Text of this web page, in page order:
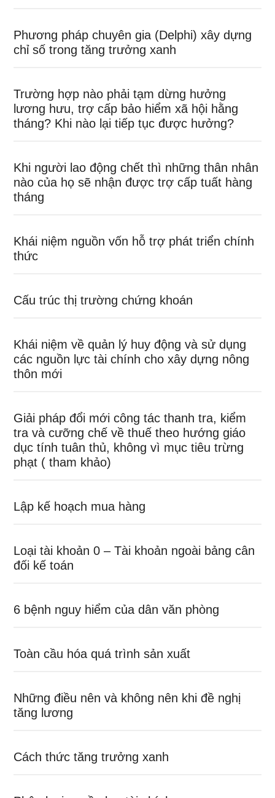
Phương pháp chuyên gia (Delphi) xây dựng
chỉ số trong tăng trưởng xanh
Trường hợp nào phải tạm dừng hưởng
lương hưu, trợ cấp bảo hiểm xã hội hằng
tháng? Khi nào lại tiếp tục được hưởng?
Khi người lao động chết thì những thân nhân
nào của họ sẽ nhận được trợ cấp tuất hàng
tháng
Khái niệm nguồn vốn hỗ trợ phát triển chính
thức
Cấu trúc thị trường chứng khoán
Khái niệm về quản lý huy động và sử dụng
các nguồn lực tài chính cho xây dựng nông
thôn mới
Giải pháp đổi mới công tác thanh tra, kiểm
tra và cưỡng chế về thuế theo hướng giáo
dục tính tuân thủ, không vì mục tiêu trừng
phạt ( tham khảo)
Lập kế hoạch mua hàng
Loại tài khoản 0 – Tài khoản ngoài bảng cân
đối kế toán
6 bệnh nguy hiểm của dân văn phòng
Toàn cầu hóa quá trình sản xuất
Những điều nên và không nên khi đề nghị
tăng lương
Cách thức tăng trưởng xanh